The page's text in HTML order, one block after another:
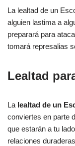
La lealtad de un
alguien lastima a
preparará para
tomará represalias
Lealtad
La lealtad de un
conviertes en parte
que estarán a tu
relaciones